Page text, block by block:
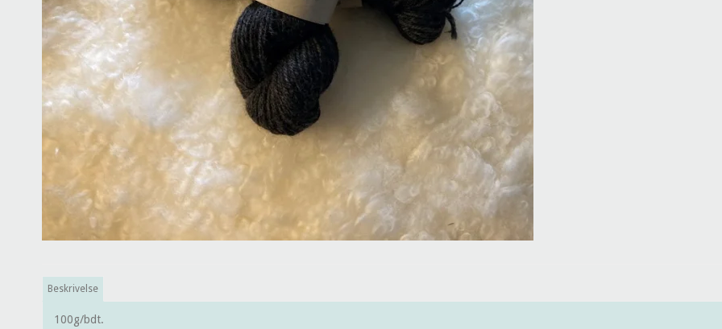
Beskrivelse
100g/bdt.